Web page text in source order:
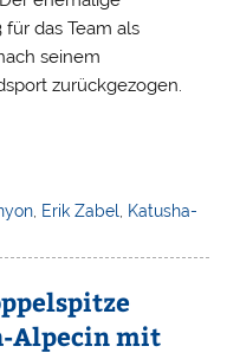
das Team als
seinem
zurückgezogen.
Erik Zabel
Katusha-
Alpecin mit